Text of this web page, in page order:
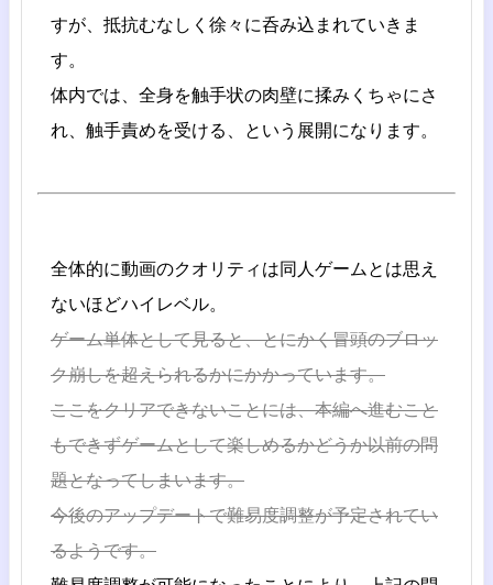
すが、抵抗むなしく徐々に呑み込まれていきま
す。
体内では、全身を触手状の肉壁に揉みくちゃにさ
れ、触手責めを受ける、という展開になります。
全体的に動画のクオリティは同人ゲームとは思え
ないほどハイレベル。
ゲーム単体として見ると、とにかく冒頭のブロッ
ク崩しを超えられるかにかかっています。
ここをクリアできないことには、本編へ進むこと
もできずゲームとして楽しめるかどうか以前の問
題となってしまいます。
今後のアップデートで難易度調整が予定されてい
るようです。